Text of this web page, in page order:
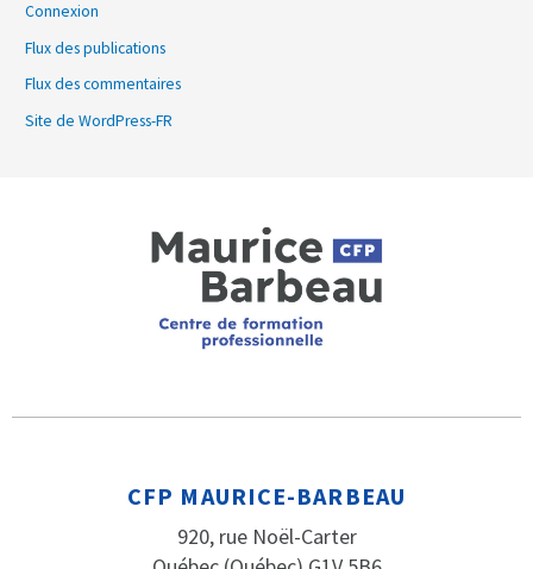
Connexion
Flux des publications
Flux des commentaires
Site de WordPress-FR
CFP MAURICE-BARBEAU
920, rue Noël-Carter